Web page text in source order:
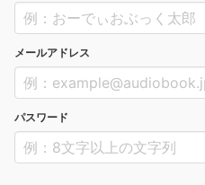
メールアドレス
パスワード